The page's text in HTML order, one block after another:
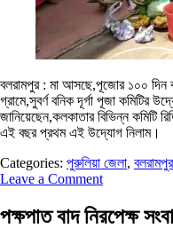
বলরামপুর : মা আসছে,পূজোর ১০০ দিন
গ্রামে,সুবর্ণ বনিক দূর্গা পূজা কমিটির
জানিয়েছেন,কলকাতার বিভিন্ন কমিটি
এই বছর প্রথম এই উদ্যোগ নিলাম।
Categories: পুরুলিয়া জেলা, বলরামপুর
Leave a Comment
পক্ষপাত বাদ নিরপেক্ষ